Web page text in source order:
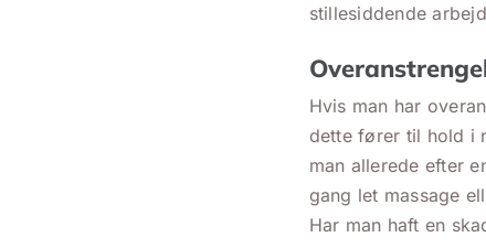
stillesiddende
Hvis man har
dette fører til hold i
man allerede efter
gang let massage
Har man haft en